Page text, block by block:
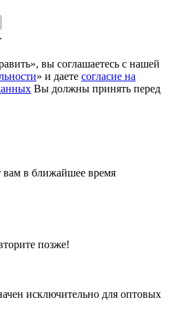
вы соглашаетесь с нашей
» и даете согласие на
Вы должны принять перед
в ближайшее время
позже!
исключительно для оптовых